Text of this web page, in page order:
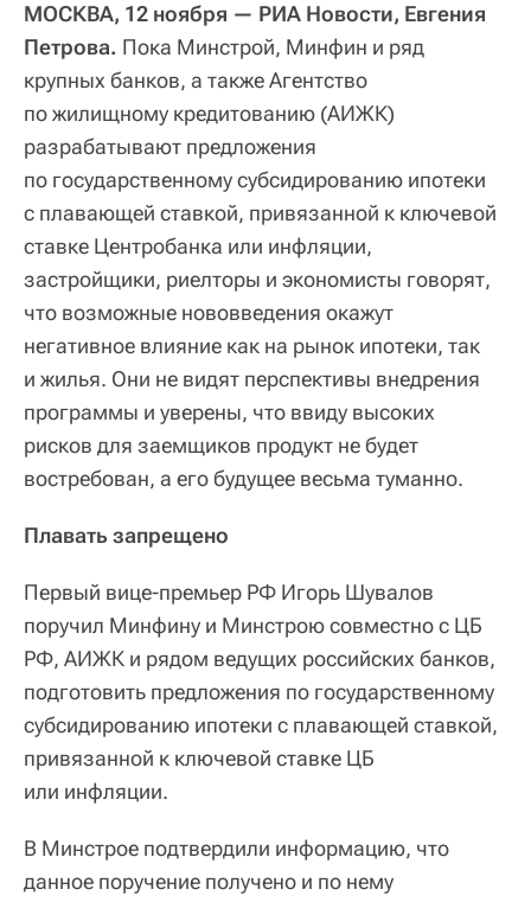
МОСКВА, 12 ноября — РИА Новости, Евгения
Петрова. Пока Минстрой, Минфин и ряд
крупных банков, а также Агентство
по жилищному кредитованию (АИЖК)
разрабатывают предложения
по государственному субсидированию ипотеки
с плавающей ставкой, привязанной к ключевой
ставке Центробанка или инфляции,
застройщики, риелторы и экономисты говорят,
что возможные нововведения окажут
негативное влияние как на рынок ипотеки, так
и жилья. Они не видят перспективы внедрения
программы и уверены, что ввиду высоких
рисков для заемщиков продукт не будет
востребован, а его будущее весьма туманно.
Плавать запрещено
Первый вице-премьер РФ Игорь Шувалов
поручил Минфину и Минстрою совместно с ЦБ
РФ, АИЖК и рядом ведущих российских банков,
подготовить предложения по государственному
субсидированию ипотеки с плавающей ставкой,
привязанной к ключевой ставке ЦБ
или инфляции.
В Минстрое подтвердили информацию, что
данное поручение получено и по нему